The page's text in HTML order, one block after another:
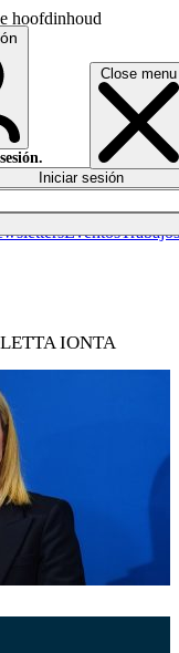
hoofdinhoud
Close menu
EventosTrabajos
Iniciar sesión
IONTA